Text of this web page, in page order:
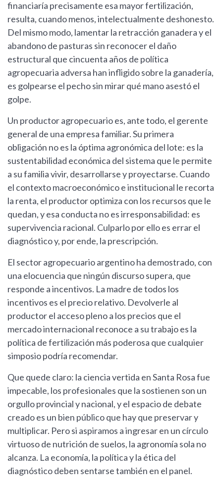
financiaría precisamente esa mayor fertilización,
resulta, cuando menos, intelectualmente deshonesto.
Del mismo modo, lamentar la retracción ganadera y el
abandono de pasturas sin reconocer el daño
estructural que cincuenta años de política
agropecuaria adversa han infligido sobre la ganadería,
es golpearse el pecho sin mirar qué mano asestó el
golpe.
Un productor agropecuario es, ante todo, el gerente
general de una empresa familiar. Su primera
obligación no es la óptima agronómica del lote: es la
sustentabilidad económica del sistema que le permite
a su familia vivir, desarrollarse y proyectarse. Cuando
el contexto macroeconómico e institucional le recorta
la renta, el productor optimiza con los recursos que le
quedan, y esa conducta no es irresponsabilidad: es
supervivencia racional. Culparlo por ello es errar el
diagnóstico y, por ende, la prescripción.
El sector agropecuario argentino ha demostrado, con
una elocuencia que ningún discurso supera, que
responde a incentivos. La madre de todos los
incentivos es el precio relativo. Devolverle al
productor el acceso pleno a los precios que el
mercado internacional reconoce a su trabajo es la
política de fertilización más poderosa que cualquier
simposio podría recomendar.
Que quede claro: la ciencia vertida en Santa Rosa fue
impecable, los profesionales que la sostienen son un
orgullo provincial y nacional, y el espacio de debate
creado es un bien público que hay que preservar y
multiplicar. Pero si aspiramos a ingresar en un círculo
virtuoso de nutrición de suelos, la agronomía sola no
alcanza. La economía, la política y la ética del
diagnóstico deben sentarse también en el panel.